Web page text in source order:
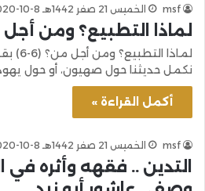
msf الخميس 21 صفر 1442هـ 8-10-2020م
لماذا التطبيع؟ ومن أجل
لماذا
نكمل حديثنا حول صهيون، أو حول
أكمل القراءة »
msf الخميس 21 صفر 1442هـ 8-10-2020م
التدين .. فقهه وأثره في